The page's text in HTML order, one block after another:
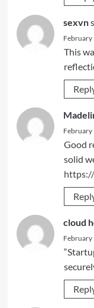
sexvn
February
This
February
Good
solid
cloud
February